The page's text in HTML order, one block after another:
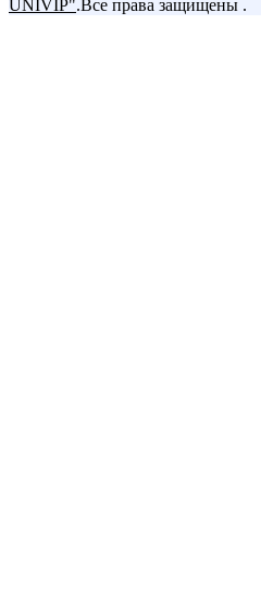
UNIVIP".Все права защищены .